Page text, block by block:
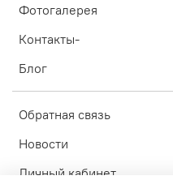
Фотогалерея
Контакты-
Блог
Обратная связь
Новости
Личный кабинет